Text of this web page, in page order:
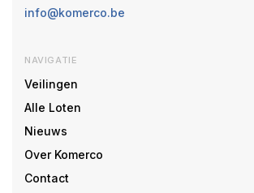
info@komerco.be
NAVIGATIE
Veilingen
Alle Loten
Nieuws
Over Komerco
Contact